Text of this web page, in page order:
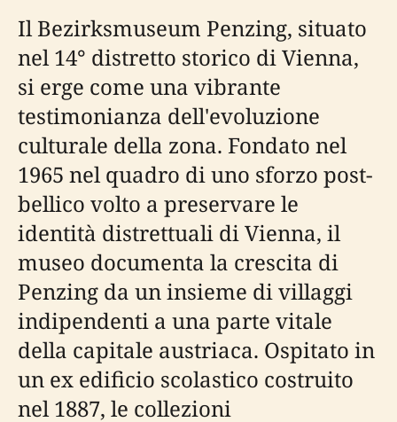
Il Bezirksmuseum Penzing, situato
nel 14° distretto storico di Vienna,
si erge come una vibrante
testimonianza dell'evoluzione
culturale della zona. Fondato nel
1965 nel quadro di uno sforzo post-
bellico volto a preservare le
identità distrettuali di Vienna, il
museo documenta la crescita di
Penzing da un insieme di villaggi
indipendenti a una parte vitale
della capitale austriaca. Ospitato in
un ex edificio scolastico costruito
nel 1887, le collezioni